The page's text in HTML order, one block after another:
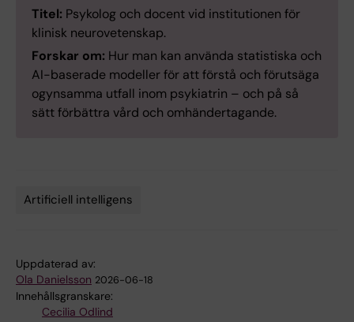
Titel: Psykolog och docent vid institutionen för
klinisk neurovetenskap.
Forskar om: Hur man kan använda statistiska och
AI-baserade modeller för att förstå och förutsäga
ogynsamma utfall inom psykiatrin – och på så
sätt förbättra vård och omhändertagande.
Artificiell intelligens
Uppdaterad av:
Ola Danielsson 2026-06-18
Innehållsgranskare:
Cecilia Odlind